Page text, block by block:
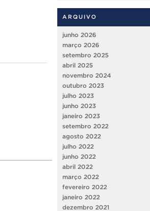
ARQUIVO
junho 2026
março 2026
setembro 2025
abril 2025
novembro 2024
outubro 2023
julho 2023
junho 2023
janeiro 2023
setembro 2022
agosto 2022
julho 2022
junho 2022
abril 2022
março 2022
fevereiro 2022
janeiro 2022
dezembro 2021